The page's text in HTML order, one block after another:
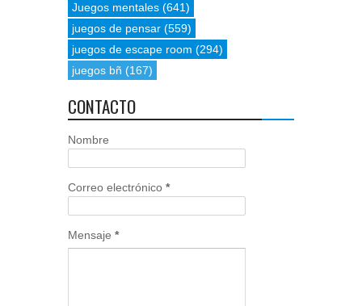
Juegos mentales (641)
juegos de pensar (559)
juegos de escape room (294)
juegos bñ (167)
CONTACTO
Nombre
Correo electrónico *
Mensaje *